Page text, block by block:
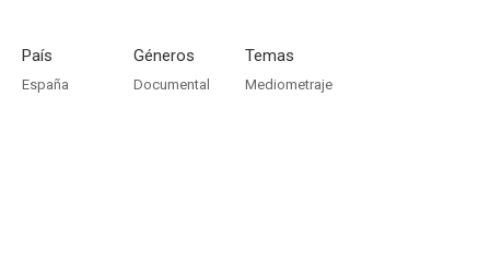
País
España
Géneros
Documental
Temas
Mediometraje